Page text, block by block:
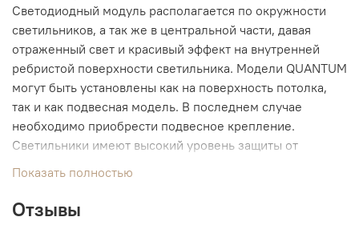
Светодиодный модуль располагается по окружности
светильников, а так же в центральной части, давая
отраженный свет и красивый эффект на внутренней
ребристой поверхности светильника. Модели QUANTUM
могут быть установлены как на поверхность потолка,
так и как подвесная модель. В последнем случае
необходимо приобрести подвесное крепление.
Светильники имеют высокий уровень защиты от
Показать полностью
Отзывы